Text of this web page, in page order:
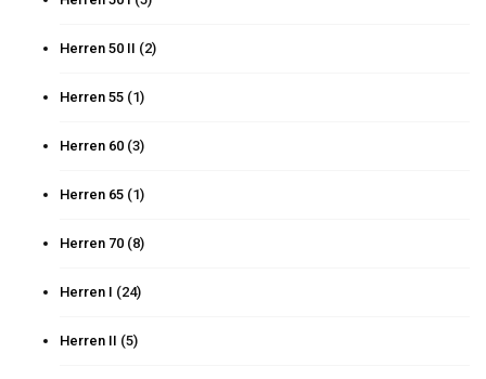
Herren 50 II (2)
Herren 55 (1)
Herren 60 (3)
Herren 65 (1)
Herren 70 (8)
Herren I (24)
Herren II (5)